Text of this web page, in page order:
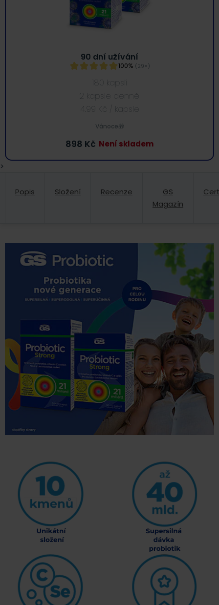
90 dní užívání
100% (29×)
180 kapslí
2 kapsle denně
4.99 Kč / kapsle
Vánoce🎁
898 Kč Není skladem
>
Popis Složení Recenze
GS
Magazín